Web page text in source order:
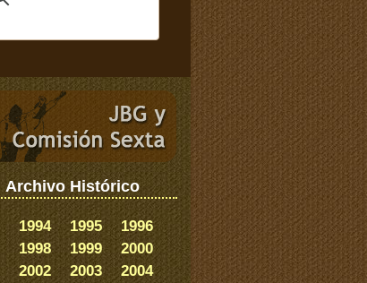
Archivo Histórico
1994 1995
1996
1998 1999
2000
2002 2003
2004